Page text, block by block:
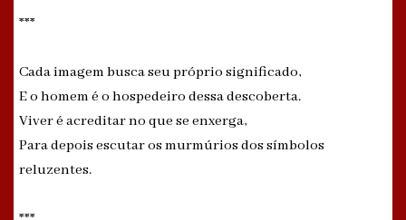
***
Cada imagem busca seu próprio significado,
E o homem é o hospedeiro dessa descoberta.
Viver é acreditar no que se enxerga,
Para depois escutar os murmúrios dos símbolos
reluzentes.